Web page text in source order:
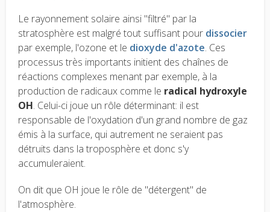
Le rayonnement solaire ainsi "filtré" par la
stratosphère est malgré tout suffisant pour dissocier
par exemple, l'ozone et le dioxyde d'azote. Ces
processus très importants initient des chaînes de
réactions complexes menant par exemple, à la
production de radicaux comme le radical hydroxyle
OH. Celui-ci joue un rôle déterminant: il est
responsable de l'oxydation d'un grand nombre de gaz
émis à la surface, qui autrement ne seraient pas
détruits dans la troposphère et donc s'y
accumuleraient.
On dit que OH joue le rôle de "détergent" de
l'atmosphère.